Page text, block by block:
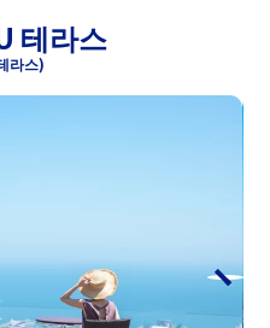
테라스
라스)
・24・36・48분발
24・36・48분발